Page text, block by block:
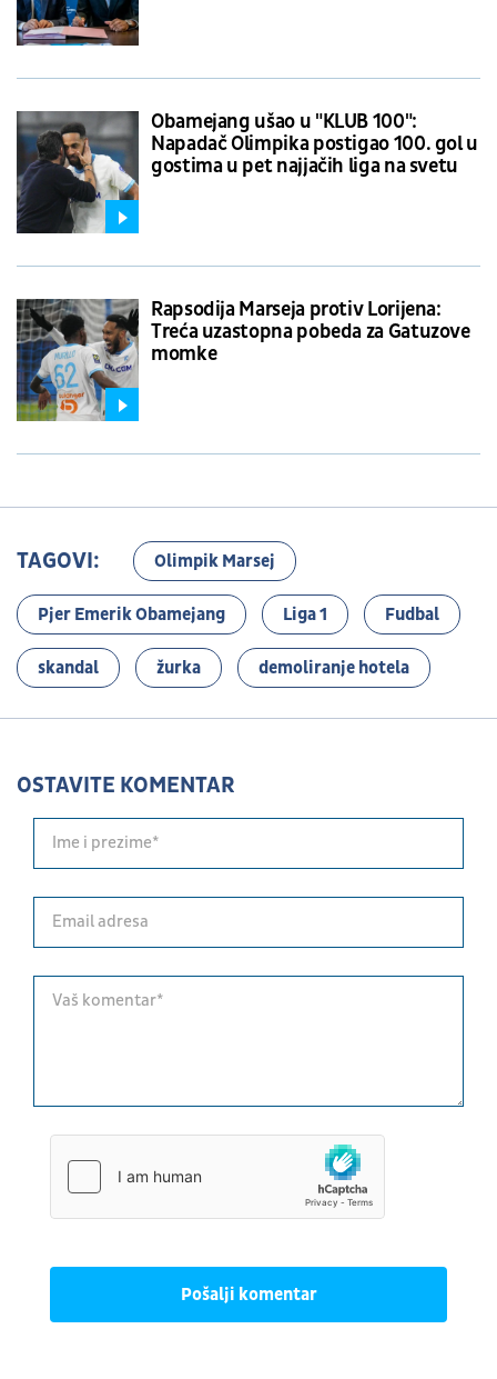
Obamejang ušao u "KLUB 100":
Napadač Olimpika postigao 100. gol u
gostima u pet najjačih liga na svetu
Rapsodija Marseja protiv Lorijena:
Treća uzastopna pobeda za Gatuzove
momke
TAGOVI: Olimpik Marsej
Pjer Emerik Obamejang Liga 1 Fudbal
skandal žurka demoliranje hotela
OSTAVITE KOMENTAR
Pošalji komentar